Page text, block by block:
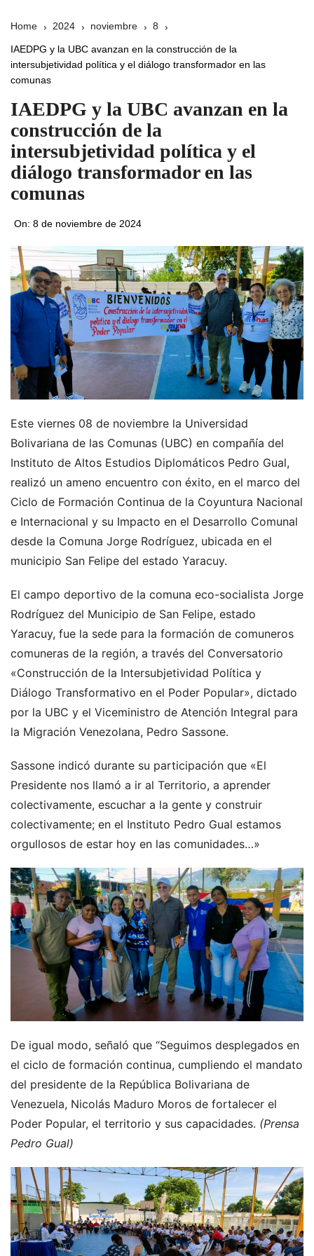
Home 2024 noviembre 8
IAEDPG y la UBC avanzan en la construcción de la
intersubjetividad política y el diálogo transformador en las
comunas
IAEDPG y la UBC avanzan en la
construcción de la
intersubjetividad política y el
diálogo transformador en las
comunas
On: 8 de noviembre de 2024
Este viernes 08 de noviembre la Universidad
Bolivariana de las Comunas (UBC) en compañía del
Instituto de Altos Estudios Diplomáticos Pedro Gual,
realizó un ameno encuentro con éxito, en el marco del
Ciclo de Formación Continua de la Coyuntura Nacional
e Internacional y su Impacto en el Desarrollo Comunal
desde la Comuna Jorge Rodríguez, ubicada en el
municipio San Felipe del estado Yaracuy.
El campo deportivo de la comuna eco-socialista Jorge
Rodríguez del Municipio de San Felipe, estado
Yaracuy, fue la sede para la formación de comuneros
comuneras de la región, a través del Conversatorio
«Construcción de la Intersubjetividad Política y
Diálogo Transformativo en el Poder Popular», dictado
por la UBC y el Viceministro de Atención Integral para
la Migración Venezolana, Pedro Sassone.
Sassone indicó durante su participación que «El
Presidente nos llamó a ir al Territorio, a aprender
colectivamente, escuchar a la gente y construir
colectivamente; en el Instituto Pedro Gual estamos
orgullosos de estar hoy en las comunidades…»
De igual modo, señaló que “Seguimos desplegados en
el ciclo de formación continua, cumpliendo el mandato
del presidente de la República Bolivariana de
Venezuela, Nicolás Maduro Moros de fortalecer el
Poder Popular, el territorio y sus capacidades. (Prensa
Pedro Gual)